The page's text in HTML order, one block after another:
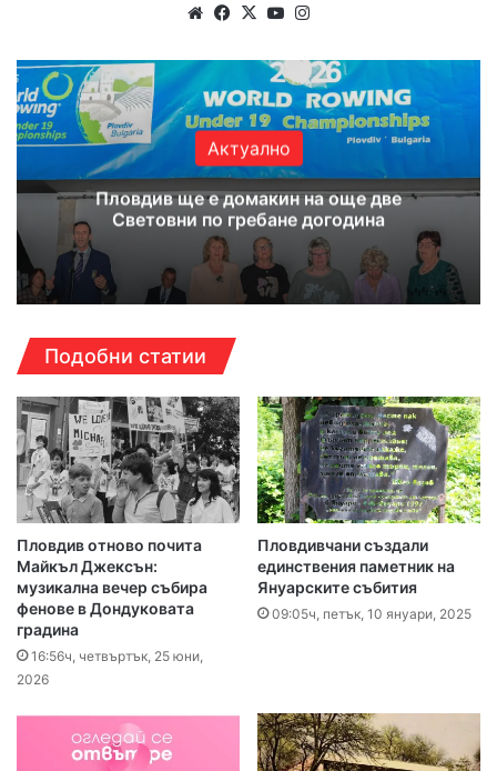
WebsiteFacebook
X YouTube
Актуално
Пловдив ще е домакин на още две
Световни по гребане догодина
Подобни статии
Пловдив отново почита
Майкъл Джексън:
музикална вечер събира
фенове в Дондуковата
градина
16:56ч, четвъртък, 25 юни,
2026
Пловдивчани създали
единствения паметник на
Януарските събития
09:05ч, петък, 10 януари, 2025